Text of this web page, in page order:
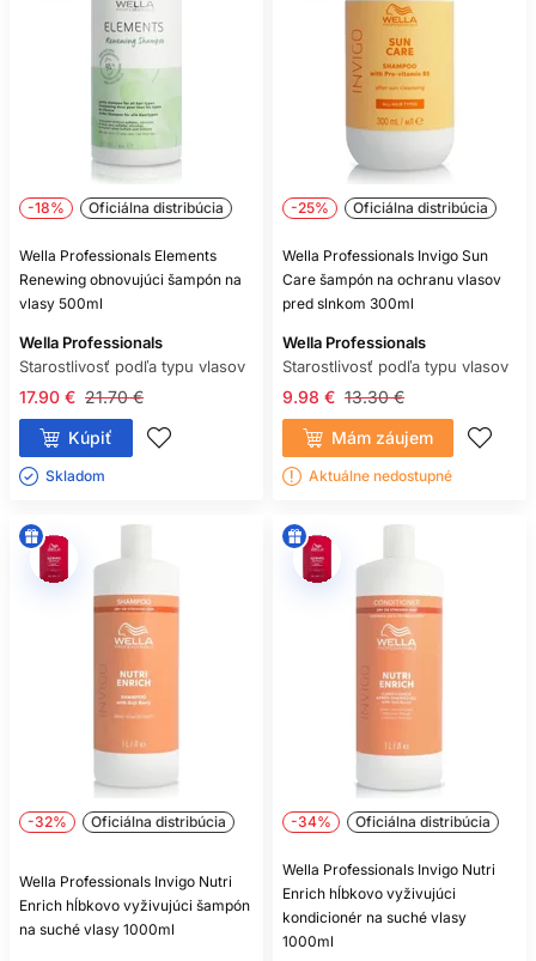
-18% Oficiálna distribúcia
Wella Professionals Elements
Renewing obnovujúci šampón na
vlasy 500ml
Wella Professionals
Starostlivosť podľa typu vlasov
21.70 €
17.90 €
Kúpiť
Skladom ㅤ
-25% Oficiálna distribúcia
Wella Professionals Invigo Sun
Care šampón na ochranu vlasov
pred slnkom 300ml
Wella Professionals
Starostlivosť podľa typu vlasov
13.30 €
9.98 €
Mám záujem
Aktuálne nedostupné
-32% Oficiálna distribúcia
Wella Professionals Invigo Nutri
Enrich hĺbkovo vyživujúci šampón
na suché vlasy 1000ml
-34% Oficiálna distribúcia
Wella Professionals Invigo Nutri
Enrich hĺbkovo vyživujúci
kondicionér na suché vlasy
1000ml